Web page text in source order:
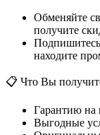
Обменяйте
получите
находите
📋 Что Вы
Гарантию
Выгодные